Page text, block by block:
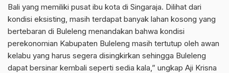
Bali yang memiliki pusat ibu kota di Singaraja. Dilihat dari
kondisi eksisting, masih terdapat banyak lahan kosong yang
bertebaran di Buleleng menandakan bahwa kondisi
perekonomian Kabupaten Buleleng masih tertutup oleh awan
kelabu yang harus segera disingkirkan sehingga Buleleng
dapat bersinar kembali seperti sedia kala,” ungkap Aji Krisna